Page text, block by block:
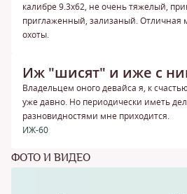
калибре 9.3х62, не очень тяжелый,
приглаженный, зализаный. Отличная
охоты.
Иж "шисят" и иже с
Владельцем оного девайса я, к
уже давно. Но периодически иметь
разновидностями мне приходится.
ИЖ-60
ФОТО И ВИДЕО